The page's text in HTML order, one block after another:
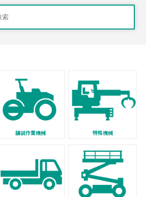
舗装作業機械 特殊機械